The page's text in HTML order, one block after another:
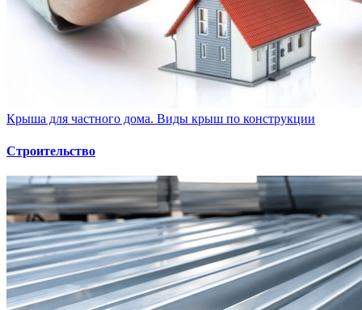
Крыша для частного дома. Виды крыш по конструкции
Строительство